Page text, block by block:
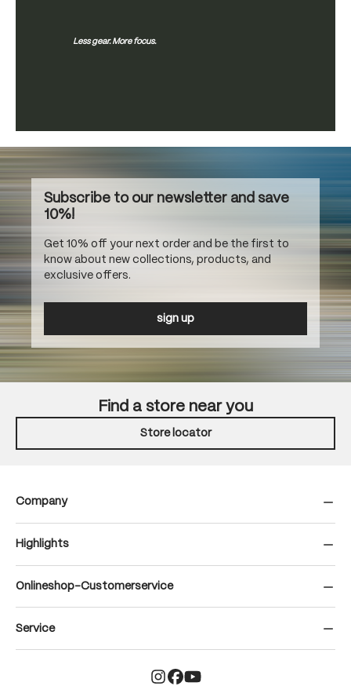
Less gear. More focus.
Subscribe to our newsletter and save
10%!
Get 10% off your next order and be the first to
know about new collections, products, and
exclusive offers.
sign up
Find a store near you
Store locator
Company
Highlights
Onlineshop-Customerservice
Service